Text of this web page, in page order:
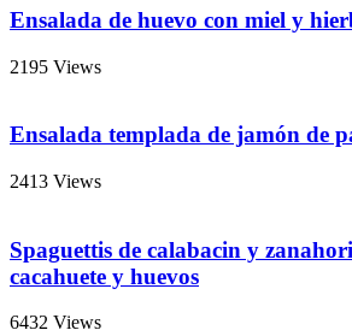
Ensalada de huevo con miel y
2195 Views
Ensalada templada de jamón de
2413 Views
Spaguettis de calabacin y
cacahuete y huevos
6432 Views